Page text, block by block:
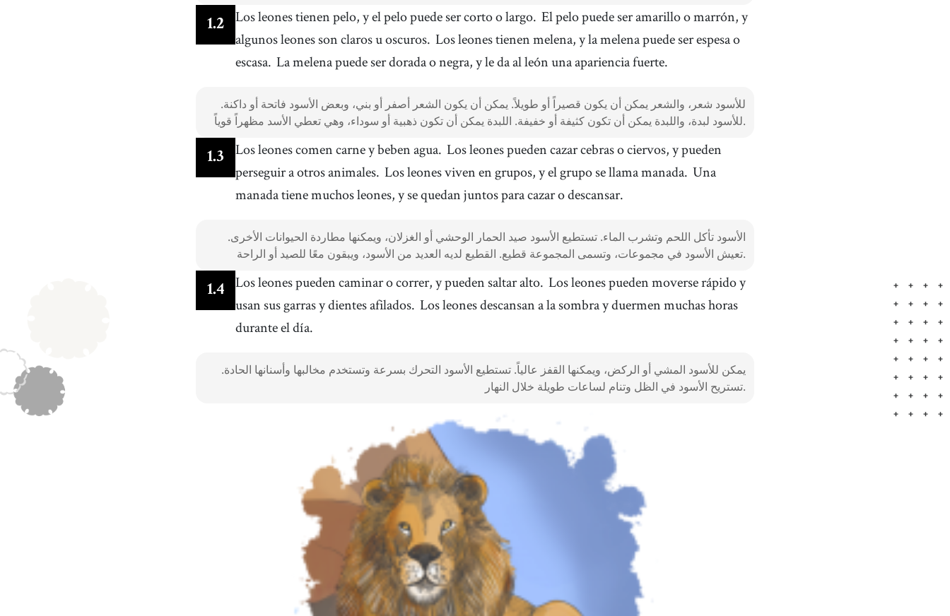
1.2 Los leones tienen pelo, y el pelo puede ser corto o largo. El pelo puede ser amarillo o marrón, y
algunos leones son claros u oscuros. Los leones tienen melena, y la melena puede ser espesa o
escasa. La melena puede ser dorada o negra, y le da al león una apariencia fuerte.
للأسود شعر، والشعر يمكن أن يكون قصيراً أو طويلاً. يمكن أن يكون الشعر أصفر أو بني، وبعض الأسود فاتحة أو داكنة.
للأسود لبدة، واللبدة يمكن أن تكون كثيفة أو خفيفة. اللبدة يمكن أن تكون ذهبية أو سوداء، وهي تعطي الأسد مظهراً قوياً.
1.3 Los leones comen carne y beben agua. Los leones pueden cazar cebras o ciervos, y pueden
perseguir a otros animales. Los leones viven en grupos, y el grupo se llama manada. Una
manada tiene muchos leones, y se quedan juntos para cazar o descansar.
الأسود تأكل اللحم وتشرب الماء. تستطيع الأسود صيد الحمار الوحشي أو الغزلان، ويمكنها مطاردة الحيوانات الأخرى.
تعيش الأسود في مجموعات، وتسمى المجموعة قطيع. القطيع لديه العديد من الأسود، ويبقون معًا للصيد أو الراحة.
1.4 Los leones pueden caminar o correr, y pueden saltar alto. Los leones pueden moverse rápido y
usan sus garras y dientes afilados. Los leones descansan a la sombra y duermen muchas horas
durante el día.
يمكن للأسود المشي أو الركض، ويمكنها القفز عالياً. تستطيع الأسود التحرك بسرعة وتستخدم مخالبها وأسنانها الحادة.
تستريح الأسود في الظل وتنام لساعات طويلة خلال النهار.